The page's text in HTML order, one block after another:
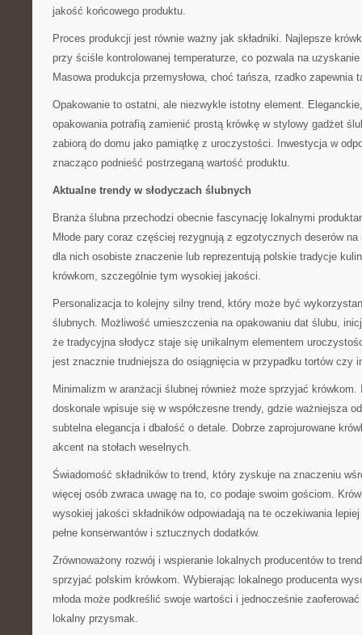
jakość końcowego produktu.
Proces produkcji jest równie ważny jak składniki. Najlepsze
przy ściśle kontrolowanej temperaturze, co pozwala na
Masowa produkcja przemysłowa, choć tańsza, rzadko zapewnia
Opakowanie to ostatni, ale niezwykle istotny element.
opakowania potrafią zamienić prostą krówkę w stylowy gadżet
zabiorą do domu jako pamiątkę z uroczystości. Inwestycja w
znacząco podnieść postrzeganą wartość produktu.
Aktualne trendy w słodyczach ślubnych
Branża ślubna przechodzi obecnie fascynację lokalnymi
Młode pary coraz częściej rezygnują z egzotycznych deserów
dla nich osobiste znaczenie lub reprezentują polskie tradycje
krówkom, szczególnie tym wysokiej jakości.
Personalizacja to kolejny silny trend, który może być
ślubnych. Możliwość umieszczenia na opakowaniu dat ślubu,
że tradycyjna słodycz staje się unikalnym elementem
jest znacznie trudniejsza do osiągnięcia w przypadku tortów czy
Minimalizm w aranżacji ślubnej również może sprzyjać
doskonale wpisuje się w współczesne trendy, gdzie ważniejsza
subtelna elegancja i dbałość o detale. Dobrze zaprojurowane
akcent na stołach weselnych.
Świadomość składników to trend, który zyskuje na znaczeniu
więcej osób zwraca uwagę na to, co podaje swoim gościom.
wysokiej jakości składników odpowiadają na te oczekiwania lepiej
pełne konserwantów i sztucznych dodatków.
Zrównoważony rozwój i wspieranie lokalnych producentów to
sprzyjać polskim krówkom. Wybierając lokalnego producenta
młoda może podkreślić swoje wartości i jednocześnie
lokalny przysmak.